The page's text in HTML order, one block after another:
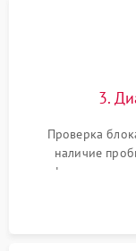
3.
Проверка
наличие
картриджа и